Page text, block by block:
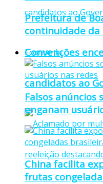
Convenções
candidatos ao
Prefeitura de
continuidade da
Economia
Falsos anúncios
enganam
China facilita
frutas